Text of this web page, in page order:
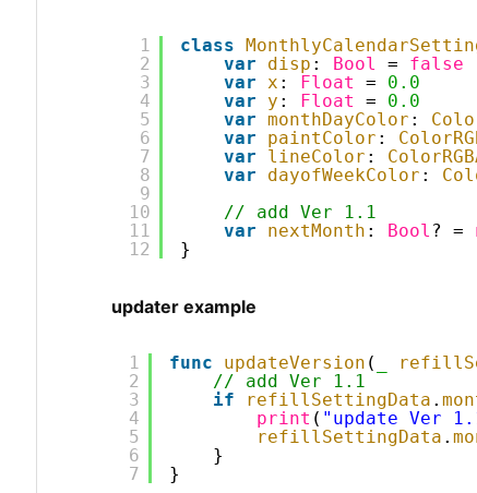
1
2
3
4
5
6
7
8
9
10
11
12
class
var
disp : Bool = false
var
x : Float = 0.0
var
y : Float = 0.0
var monthDayColor :
var
paintColor :
var
lineColor :
var
dayofWeekColor :
// add Ver 1.1
var
nextMonth : Bool ? =
}
updater example
1
2
3
4
5
6
7
func updateVersion (
// add Ver 1.1
if
refillSettingData .
print ( "update Ver
refillSettingData .
}
}